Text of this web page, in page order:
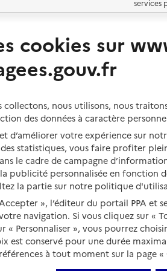
Aides financières
Solutions d'accueil temporaire
Vivre à domicile avec une
Être hospitalisé
Fin de vie à domicile
services
Vivre en
cookies sur
nous utilisons, nous
des données à caractère
d’améliorer votre expérience sur
des statistiques, vous faire profiter
le cadre de campagne
publicité personnalisée en fonction
la partie sur notre politique
», l’éditeur du portail PPA et
navigation. Si vous cliquez sur «
« Personnaliser », vous pourrez
est conservé pour une durée
à tout moment sur la page «